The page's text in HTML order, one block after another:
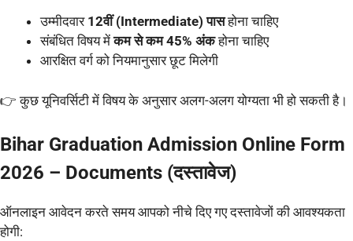
उम्मीदवार 12वीं (Intermediate) पासहोना चाहिए
संबंधित विषय मेंकम से कम 45% अंकहोना चाहिए
आरक्षित वर्ग को नियमानुसार छूट मिलेगी
👉 कुछ यूनिवर्सिटी में विषय के अनुसार अलग-अलग योग्यता भी हो सकती है।
Bihar Graduation Admission Online Form
2026 – Documents (दस्तावेज)
ऑनलाइन आवेदन करते समय आपको नीचे दिए गए दस्तावेजों की आवश्यकता
होगी: